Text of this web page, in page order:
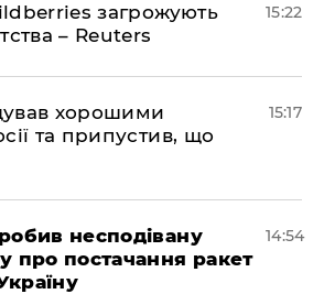
загрожують
– Reuters
15:22
хорошими
та припустив, що
15:17
несподівану
про постачання ракет
14:54